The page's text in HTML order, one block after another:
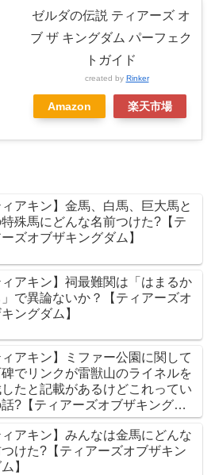
ゼルダの伝説 ティアーズ オ
ブ ザ キングダム パーフェク
トガイド
created by Rinker
Amazon 楽天市場
ィアキン】金馬、白馬、巨大馬と
殊馬にどんな名前つけた?【テ
ーズオブザキングダム】
ィアキン】祠最難関は「はまるか
で異論ないか？【ティアーズオ
ングダム】
ィアキン】ミファー公園に関して
でリンクが雷獣山のライネルを
たと記載があるけどこれってい
?【ティアーズオブザキングダ
ィアキン】みんなは金馬にどんな
けた?【ティアーズオブザキン
】